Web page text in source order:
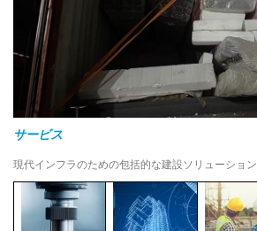
サービス
現代インフラのための包括的な建設ソリューション